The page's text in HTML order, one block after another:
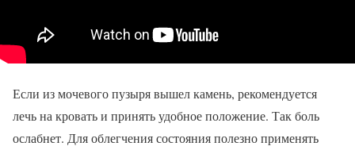
Если из мочевого пузыря вышел камень, рекомендуется
лечь на кровать и принять удобное положение. Так боль
ослабнет. Для облегчения состояния полезно применять